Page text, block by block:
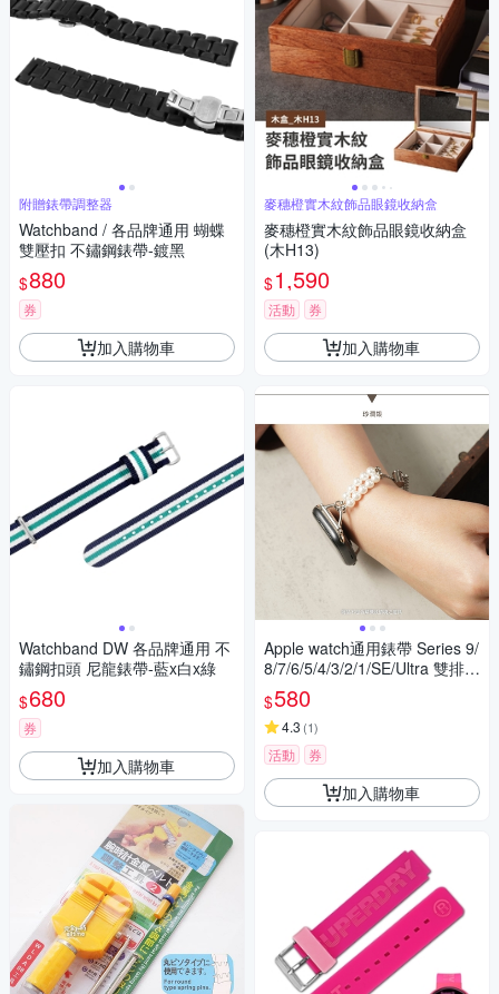
附贈錶帶調整器
Watchband / 各品牌通用 蝴蝶
雙壓扣 不鏽鋼錶帶-鍍黑
$880
券
加入購物車
Watchband DW 各品牌通用 不
鏽鋼扣頭 尼龍錶帶-藍x白x綠
$680
券
加入購物車
麥穗橙實木紋飾品眼鏡收納盒
麥穗橙實木紋飾品眼鏡收納盒
(木H13)
$1,590
活動 券
加入購物車
Apple watch通用錶帶 Series 9/
8/7/6/5/4/3/2/1/SE/Ultra 雙排小
巧珍珠飾品錶帶
$580
4.3 (1)
活動 券
加入購物車